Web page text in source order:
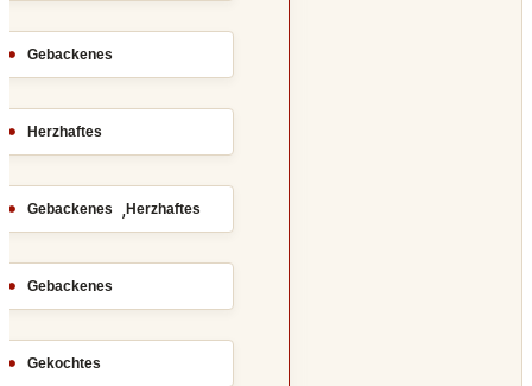
Gebackenes
Herzhaftes
Gebackenes ,Herzhaftes
Gebackenes
Gekochtes